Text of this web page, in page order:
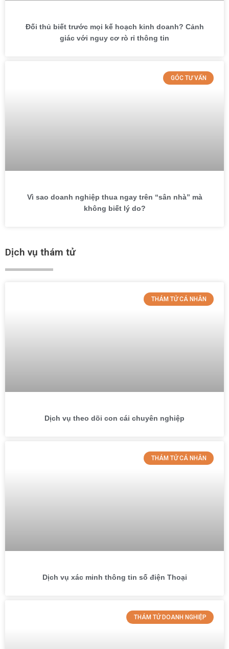
Đối thủ biết trước mọi kế hoạch kinh doanh? Cảnh
giác với nguy cơ rò rỉ thông tin
GÓC TƯ VẤN
Vì sao doanh nghiệp thua ngay trên “sân nhà” mà
không biết lý do?
Dịch vụ thám tử
THÁM TỬ CÁ NHÂN
Dịch vụ theo dõi con cái chuyên nghiệp
THÁM TỬ CÁ NHÂN
Dịch vụ xác minh thông tin số điện Thoại
THÁM TỬ DOANH NGHIỆP